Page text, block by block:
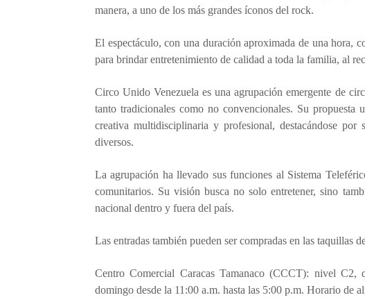
manera, a uno de los más grandes íconos del rock.
El espectáculo, con una duración aproximada de una hora,
para brindar entretenimiento de calidad a toda la familia, al
Circo Unido Venezuela es una agrupación emergente de
tanto tradicionales como no convencionales. Su
creativa multidisciplinaria y profesional, destacándose
diversos.
La agrupación ha llevado sus funciones al Sistema
comunitarios. Su visión busca no solo entretener, sino
nacional dentro y fuera del país.
Las entradas también pueden ser compradas en las taquillas
Centro Comercial Caracas Tamanaco (CCCT): nivel
domingo desde la 11:00 a.m. hasta las 5:00 p.m. Horario de